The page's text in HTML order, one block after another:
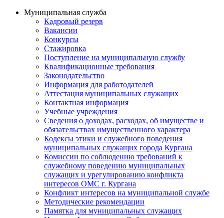
Муниципальная служба
Кадровый резерв
Вакансии
Конкурсы
Стажировка
Поступление на муниципальную службу
Квалификационные требования
Законодательство
Информация для работодателей
Аттестация муниципальных служащих
Контактная информация
Учебные учреждения
Сведения о доходах, расходах, об имуществе и
обязательствах имущественного характера
Кодексы этики и служебного поведения
муниципальных служащих города Кургана
Комиссии по соблюдению требований к
служебному поведению муниципальных
служащих и урегулированию конфликта
интересов ОМС г. Кургана
Конфликт интересов на муниципальной службе
Методические рекомендации
Памятка для муниципальных служащих